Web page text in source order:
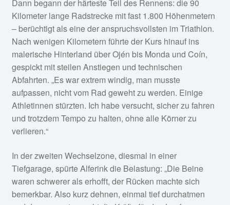
Dann begann der härteste Teil des Rennens: die 90
Kilometer lange Radstrecke mit fast 1.800 Höhenmetern
– berüchtigt als eine der anspruchsvollsten im Triathlon.
Nach wenigen Kilometern führte der Kurs hinauf ins
malerische Hinterland über Ojén bis Monda und Coín,
gespickt mit steilen Anstiegen und technischen
Abfahrten. „Es war extrem windig, man musste
aufpassen, nicht vom Rad geweht zu werden. Einige
Athletinnen stürzten. Ich habe versucht, sicher zu fahren
und trotzdem Tempo zu halten, ohne alle Körner zu
verlieren.“
In der zweiten Wechselzone, diesmal in einer
Tiefgarage, spürte Alferink die Belastung: „Die Beine
waren schwerer als erhofft, der Rücken machte sich
bemerkbar. Also kurz dehnen, einmal tief durchatmen